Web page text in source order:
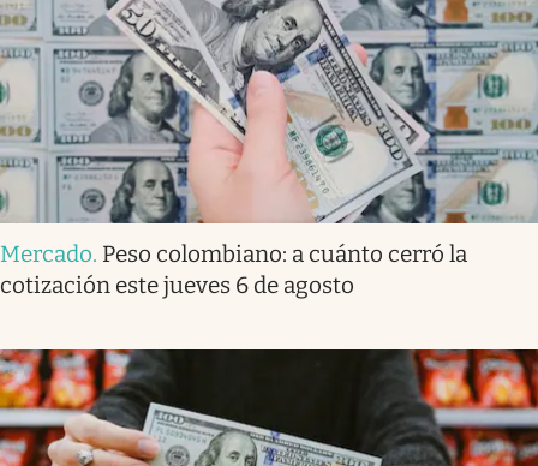
Mercado. Peso colombiano: a cuánto cerró la
cotización este jueves 6 de agosto